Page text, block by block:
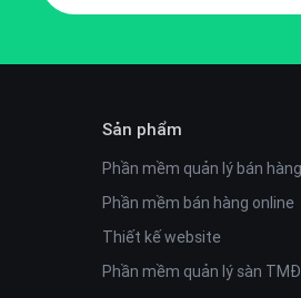
Sản phẩm
Phần mềm quản lý bán hàng
Phần mềm bán hàng online
Thiết kế website
Phần mềm quản lý sàn